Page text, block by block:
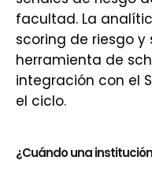
facultad. La
scoring de riesgo
herramienta de
integración con el
el ciclo.
¿Cuándo una